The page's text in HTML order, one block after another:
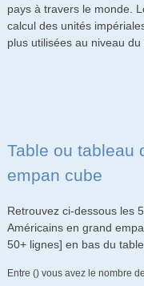
pays à travers le monde.
calcul des unités
plus utilisées au niveau
Table ou tableau
empan cube
Retrouvez ci-dessous les
Américains en grand
50+ lignes] en bas du
Entre () vous avez le nombre